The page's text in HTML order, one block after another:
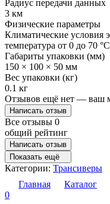
Радиус передачи данных
3 км
Физические параметры
Климатические условия
температура от 0 до 70 °C
Габариты упаковки (мм)
150 × 100 × 50 мм
Вес упаковки (кг)
0.1 кг
Отзывов ещё нет — ваш
Написать отзыв
Все отзывы 0
общий рейтинг
Написать отзыв
Показать ещё
Категории: Трансиверы
Главная
Каталог
0